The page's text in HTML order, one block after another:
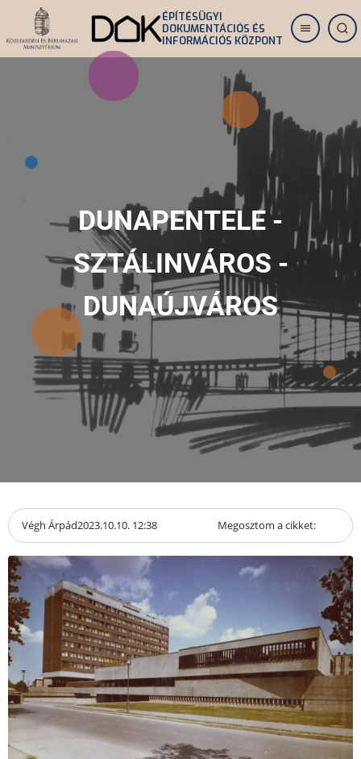
Ugrás
tartalomra
ÉPÍTÉSÜGYI
DOKUMENTÁCIÓS ÉS
INFORMÁCIÓS KÖZPONT
DUNAPENTELE -
SZTÁLINVÁROS -
DUNAÚJVÁROS
Végh Árpád2023.10.10. 12:38 Megosztom a cikket: